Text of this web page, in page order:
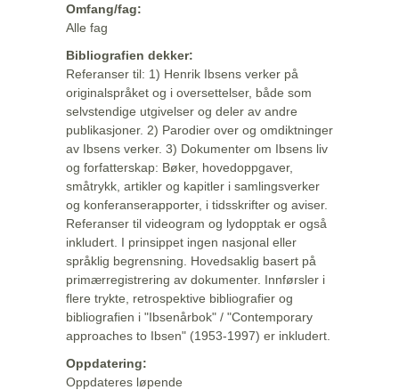
Omfang/fag:
Alle fag
Bibliografien dekker:
Referanser til: 1) Henrik Ibsens verker på
originalspråket og i oversettelser, både som
selvstendige utgivelser og deler av andre
publikasjoner. 2) Parodier over og omdiktninger
av Ibsens verker. 3) Dokumenter om Ibsens liv
og forfatterskap: Bøker, hovedoppgaver,
småtrykk, artikler og kapitler i samlingsverker
og konferanserapporter, i tidsskrifter og aviser.
Referanser til videogram og lydopptak er også
inkludert. I prinsippet ingen nasjonal eller
språklig begrensning. Hovedsaklig basert på
primærregistrering av dokumenter. Innførsler i
flere trykte, retrospektive bibliografier og
bibliografien i "Ibsenårbok" / "Contemporary
approaches to Ibsen" (1953-1997) er inkludert.
Oppdatering:
Oppdateres løpende